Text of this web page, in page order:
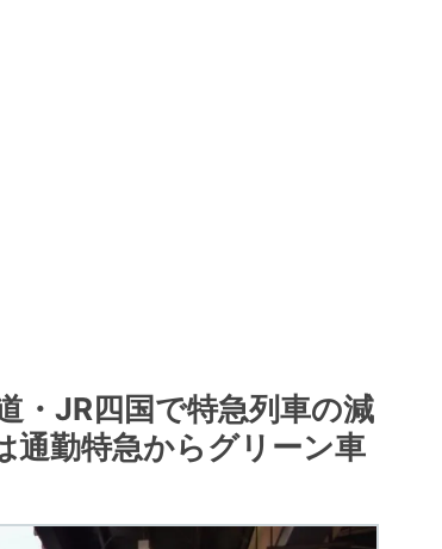
・JR四国で特急列車の減
通勤特急からグリーン車